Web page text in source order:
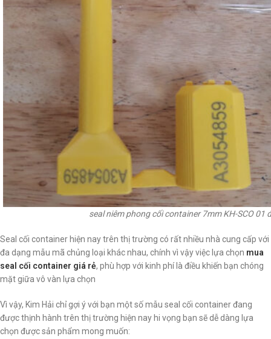
seal niêm phong cối container 7mm KH-SCO 01
Seal cối container hiện nay trên thị trường có rất nhiều nhà cung cấp với
đa dạng mẫu mã chủng loại khác nhau, chính vì vậy việc lựa chọn mua
seal cối container giá rẻ, phù hợp với kinh phí là điều khiến bạn chóng
mặt giữa vô vàn lựa chọn
Vì vậy, Kim Hải chỉ gợi ý với bạn một số mẫu seal cối container đang
được thịnh hành trên thị trường hiện nay hi vọng bạn sẽ dễ dàng lựa
chọn được sản phẩm mong muốn: